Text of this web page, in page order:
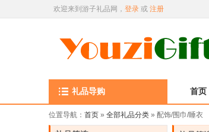
欢迎来到游子礼品网， 登录 或 注册
礼品导购 首页
位置导航： 首页 » 全部礼品分类 » 配饰/围巾/睡衣
刚刚有客
刚刚有客